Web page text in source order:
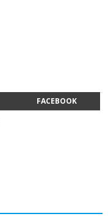
FACEBOOK